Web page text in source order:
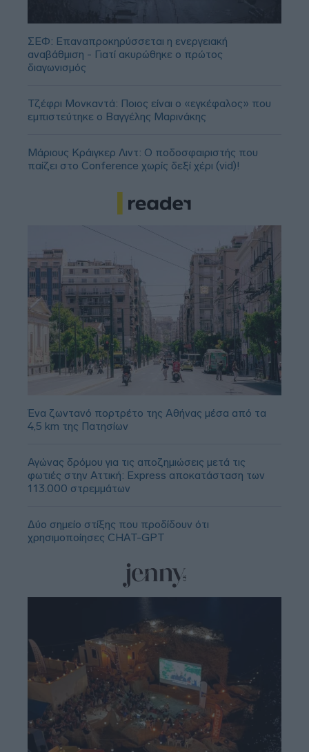
ΣΕΦ: Επαναπροκηρύσσεται η ενεργειακή
αναβάθμιση - Γιατί ακυρώθηκε ο πρώτος
διαγωνισμός
Τζέφρι Μονκαντά: Ποιος είναι ο «εγκέφαλος» που
εμπιστεύτηκε ο Βαγγέλης Μαρινάκης
Μάριους Κράιγκερ Λιντ: Ο ποδοσφαιριστής που
παίζει στο Conference χωρίς δεξί χέρι (vid)!
Ένα ζωντανό πορτρέτο της Αθήνας μέσα από τα
4,5 km της Πατησίων
Αγώνας δρόμου για τις αποζημιώσεις μετά τις
φωτιές στην Αττική: Express αποκατάσταση των
113.000 στρεμμάτων
Δύο σημείο στίξης που προδίδουν ότι
χρησιμοποίησες CHAT-GPT